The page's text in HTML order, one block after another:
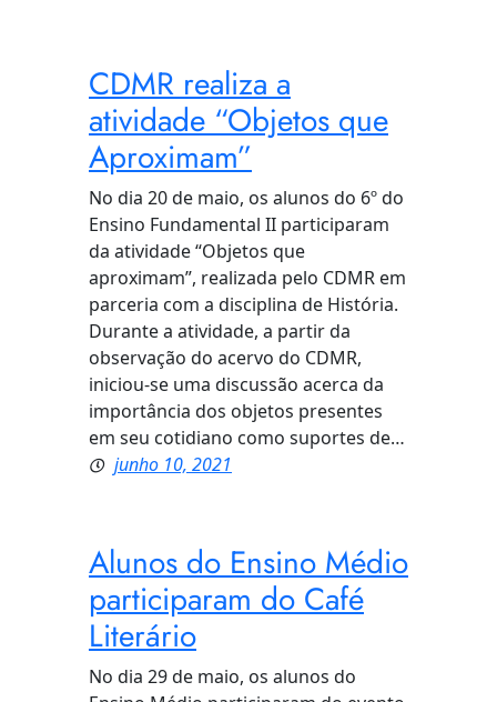
CDMR realiza a
atividade “Objetos que
Aproximam”
No dia 20 de maio, os alunos do 6º do
Ensino Fundamental II participaram
da atividade “Objetos que
aproximam”, realizada pelo CDMR em
parceria com a disciplina de História.
Durante a atividade, a partir da
observação do acervo do CDMR,
iniciou-se uma discussão acerca da
importância dos objetos presentes
em seu cotidiano como suportes de…
junho 10, 2021
Alunos do Ensino Médio
participaram do Café
Literário
No dia 29 de maio, os alunos do